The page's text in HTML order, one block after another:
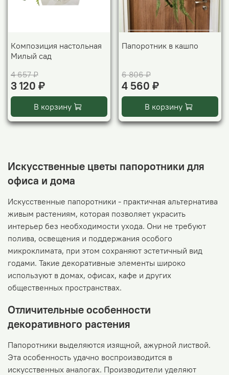
Композиция настольная
Милый сад
4 657 ₽
3 120 ₽
В корзину
Папоротник в кашпо
6 806 ₽
4 560 ₽
В корзину
Искусственные цветы папоротники для
офиса и дома
Искусственные папоротники - практичная альтернатива
живым растениям, которая позволяет украсить
интерьер без необходимости ухода. Они не требуют
полива, освещения и поддержания особого
микроклимата, при этом сохраняют эстетичный вид
годами. Такие декоративные элементы широко
используют в домах, офисах, кафе и других
общественных пространствах.
Отличительные особенности
декоративного растения
Папоротники выделяются изящной, ажурной листвой.
Эта особенность удачно воспроизводится в
искусственных аналогах. Производители уделяют